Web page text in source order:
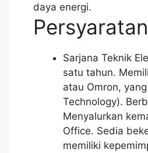
daya energi.
Persyaratan
Sarjana Teknik
satu tahun.
atau Omron,
Technology).
Menyalurkan
Office. Sedia
memiliki